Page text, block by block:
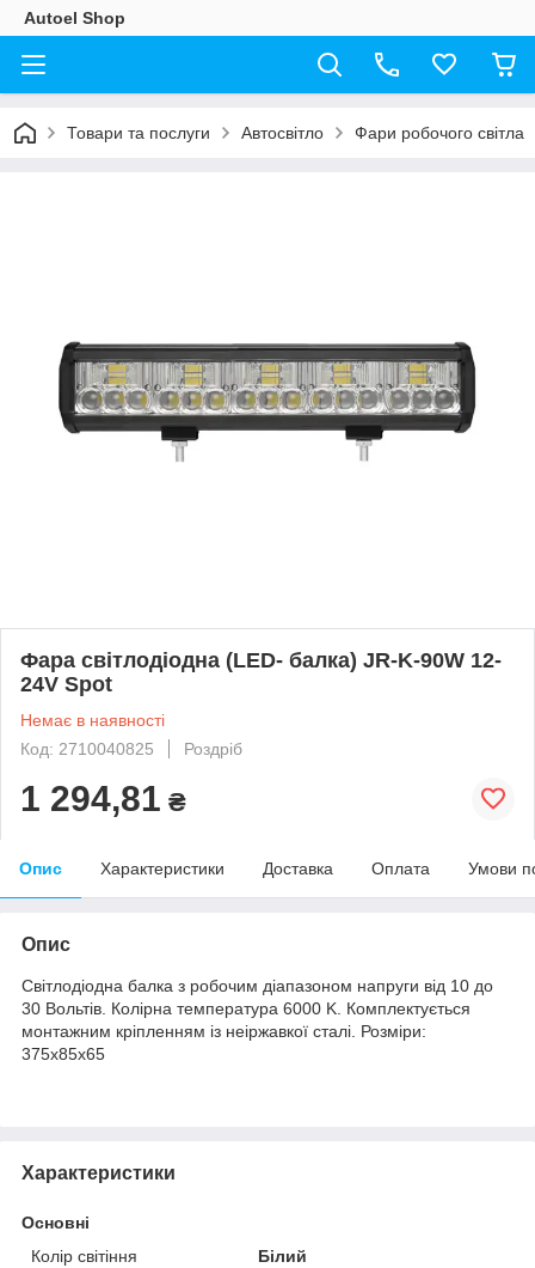
Autoel Shop
Товари та послуги Автосвітло Фари робочого світла
Фара світлодіодна (LED- балка) JR-K-90W 12-
24V Spot
Немає в наявності
Код: 2710040825
Роздріб
1 294,81 ₴
Опис Характеристики Доставка Оплата Умови
Опис
Світлодіодна балка з робочим діапазоном напруги від 10 до
30 Вольтів. Колірна температура 6000 K. Комплектується
монтажним кріпленням із неіржавкої сталі. Розміри:
375x85х65
Характеристики
Основні
Колір світіння
Білий